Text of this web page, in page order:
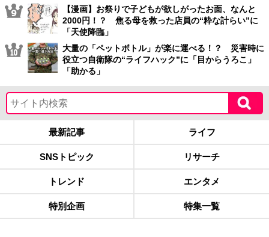
【漫画】お祭りで子どもが欲しがったお面、なんと
2000円！？ 焦る母を救った店員の“粋な計らい”に
「天使降臨」
大量の「ペットボトル」が楽に運べる！？ 災害時に
役立つ自衛隊の“ライフハック”に「目からうろこ」
「助かる」
最新記事 ライフ
SNSトピック リサーチ
トレンド エンタメ
特別企画 特集一覧